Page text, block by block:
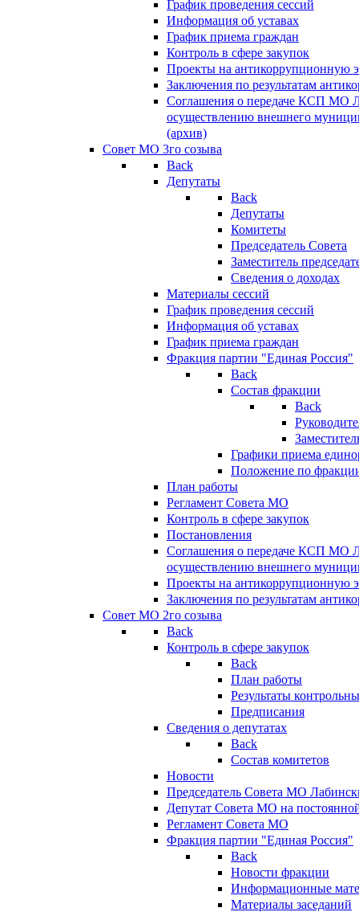
График проведения сессий
Информация об уставах
График приема граждан
Контроль в сфере закупок
Проекты на антикоррупционную
Заключения по результатам
Соглашения о передаче КСП МО
осуществлению внешнего
(архив)
Совет МО 3го созыва
Back
Депутаты
Back
Депутаты
Комитеты
Председатель Совета
Заместитель
Сведения о доходах
Материалы сессий
График проведения сессий
Информация об уставах
График приема граждан
Фракция партии "Единая Россия"
Back
Состав фракции
Back
Графики приема
Положение по
План работы
Регламент Совета МО
Контроль в сфере закупок
Постановления
Соглашения о передаче КСП МО
осуществлению внешнего
Проекты на антикоррупционную
Заключения по результатам
Совет МО 2го созыва
Back
Контроль в сфере закупок
Back
План работы
Результаты
Предписания
Сведения о депутатах
Back
Состав комитетов
Новости
Председатель Совета МО
Депутат Совета МО на
Регламент Совета МО
Фракция партии "Единая Россия"
Back
Новости фракции
Информационные
Материалы заседаний